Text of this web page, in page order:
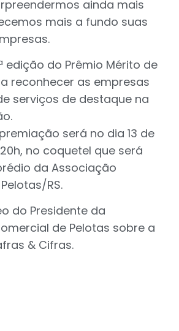
ainda mais
mais a fundo suas
edição do Prêmio Mérito de
reconhecer as empresas
serviços de destaque na
será no dia 13 de
no coquetel que será
da Associação
RS.
do Presidente da
de Pelotas sobre a
& Cifras.